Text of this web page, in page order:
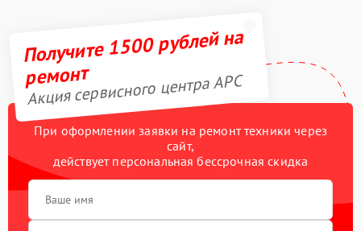
Получите 1500 рублей на
ремонт
Акция сервисного центра APC
При оформлении заявки на ремонт техники через
сайт,
действует персональная бессрочная скидка